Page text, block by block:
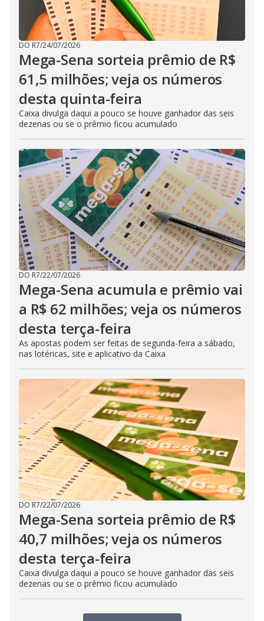
DO R7/24/07/2026
Mega-Sena sorteia prêmio de R$
61,5 milhões; veja os números
desta quinta-feira
Caixa divulga daqui a pouco se houve ganhador das seis
dezenas ou se o prêmio ficou acumulado
DO R7/22/07/2026
Mega-Sena acumula e prêmio vai
a R$ 62 milhões; veja os números
desta terça-feira
As apostas podem ser feitas de segunda-feira a sábado,
nas lotéricas, site e aplicativo da Caixa
DO R7/22/07/2026
Mega-Sena sorteia prêmio de R$
40,7 milhões; veja os números
desta terça-feira
Caixa divulga daqui a pouco se houve ganhador das seis
dezenas ou se o prêmio ficou acumulado